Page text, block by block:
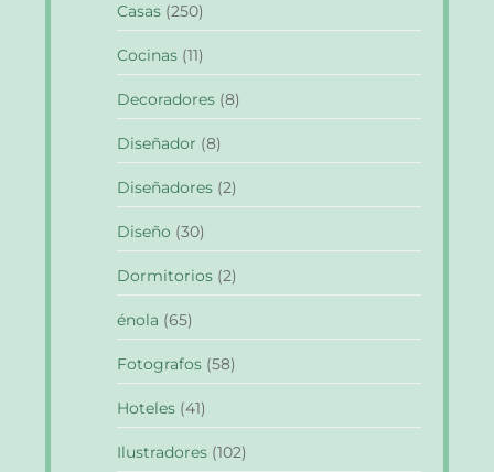
Casas (250)
Cocinas (11)
Decoradores (8)
Diseñador (8)
Diseñadores (2)
Diseño (30)
Dormitorios (2)
énola (65)
Fotografos (58)
Hoteles (41)
Ilustradores (102)